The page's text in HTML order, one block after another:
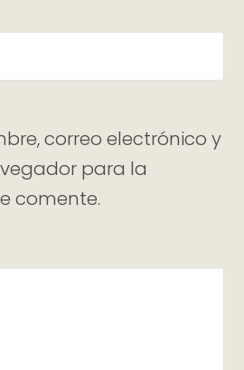
correo electrónico y
para la
comente.